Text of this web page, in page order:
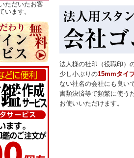
ただいたお客
います。
法人様の社印（役職印）
少し小ぶりの15mmタイ
ない社名の会社にも良い
書類決済等で頻繁に使う
お使いいただけます。